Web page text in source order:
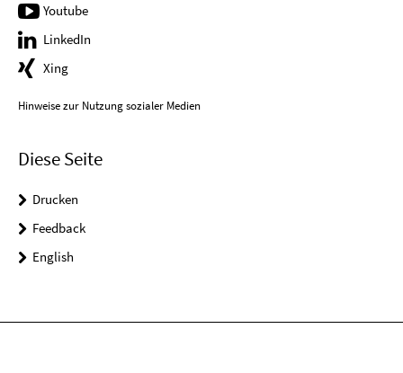
Youtube
LinkedIn
Xing
Hinweise zur Nutzung sozialer Medien
Diese Seite
Drucken
Feedback
English